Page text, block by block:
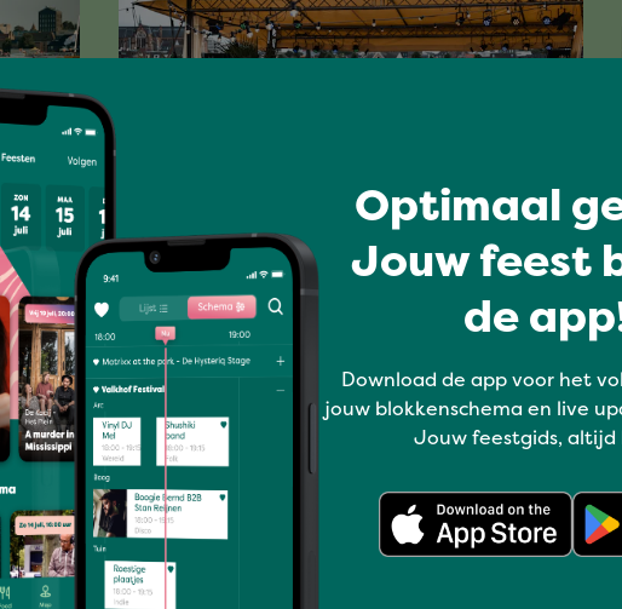
Verdieping
WATAPANA DANCE COMPANY
Volledig programma
Optimaal
Jouw feest
de
Download de app voor het
jouw blokkenschema en live
Jouw feestgids, altijd